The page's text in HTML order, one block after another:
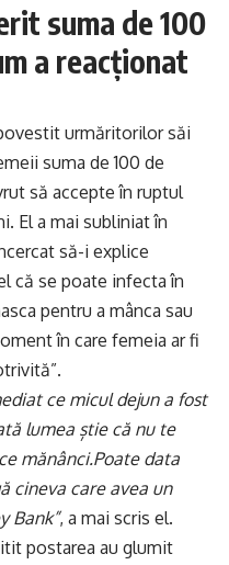
suma de 100
a reacționat
urmăritorilor săi
suma de 100 de
să accepte în ruptul
El a mai subliniat în
să-i explice
că se poate infecta în
pentru a mânca sau
în care femeia ar fi
ce micul dejun a fost
lumea știe că nu te
mănânci.Poate data
cineva care avea un
Bank”, a mai scris el.
postarea au glumit